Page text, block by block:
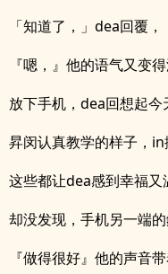
「知道了，」dea回覆，
『嗯，』他的语气又变
放下手机，dea回想起今
昇闵认真教学的样子，
这些都让dea感到幸福又
却没发现，手机另一端
『做得很好』他的声音